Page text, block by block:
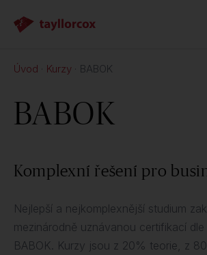
Úvod Kurzy BABOK
BABOK
Komplexní řešení pro
Nejlepší a nejkomplexnější studium
mezinárodně uznávanou certifikací dle
BABOK. Kurzy jsou z 20% teorie, z